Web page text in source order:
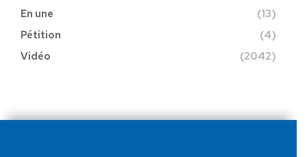
En une
(13)
Pétition
(4)
Vidéo
(2042)